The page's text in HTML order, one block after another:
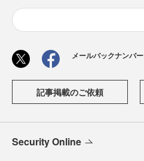
メールバックナンバー
記事掲載のご依頼
Security Online